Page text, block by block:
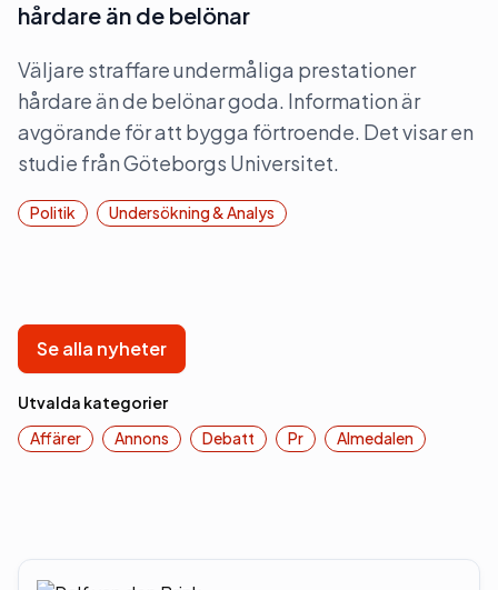
hårdare än de belönar
Väljare straffare undermåliga prestationer
hårdare än de belönar goda. Information är
avgörande för att bygga förtroende. Det visar en
studie från Göteborgs Universitet.
Politik Undersökning & Analys
Se alla nyheter
Utvalda kategorier
Affärer
Annons Debatt Pr Almedalen